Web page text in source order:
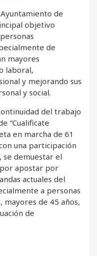
de
objetivo
de
mayores
laboral,
y mejorando sus
y social.
del trabajo
“Cualificate
en marcha de 61
una participación
se demuestar el
apostar por
actuales del
a personas
mayores de 45 años,
de